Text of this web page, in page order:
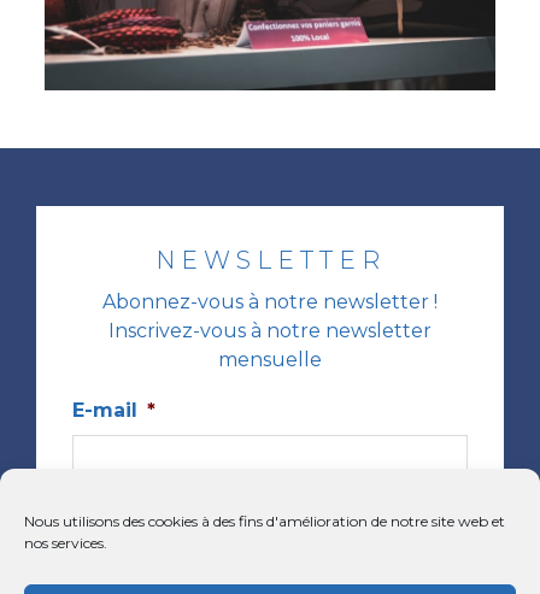
Nous utilisons des cookies à des fins d'amélioration de notre site web et
nos services.
NEWSLETTER
Abonnez-vous à notre newsletter !
Inscrivez-vous à notre newsletter
mensuelle
E-mail *
Prénom *